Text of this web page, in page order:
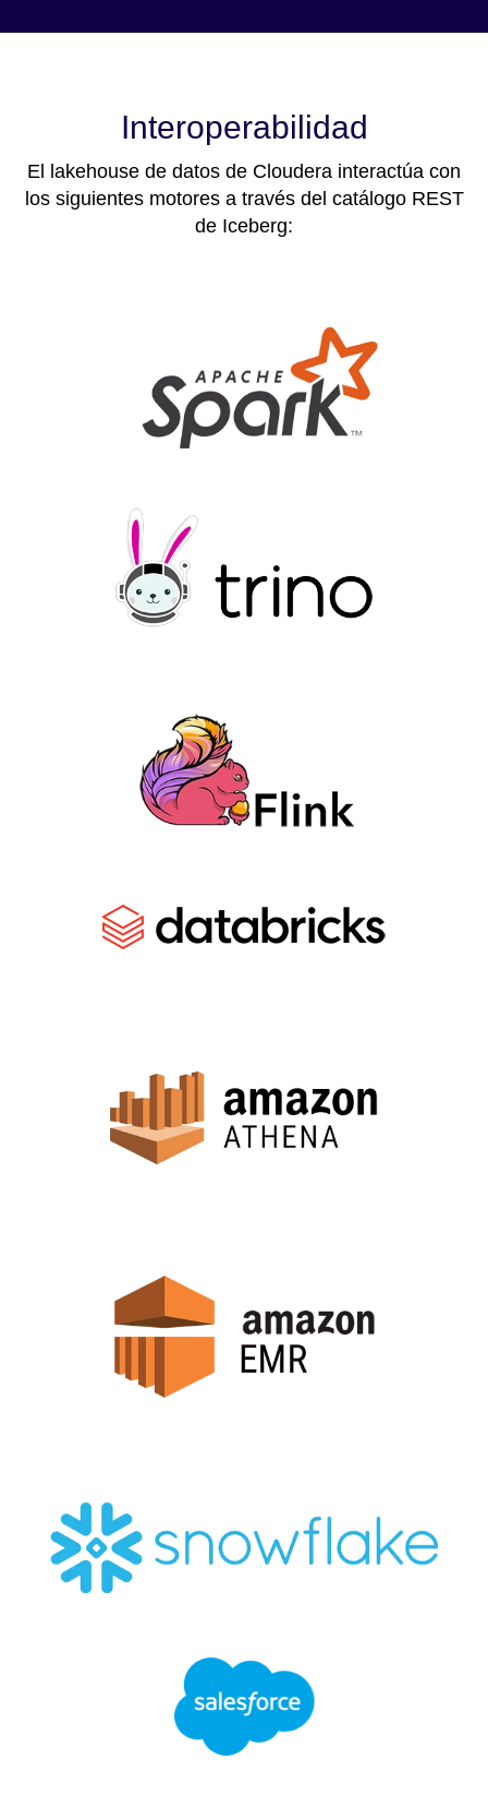
Interoperabilidad
El lakehouse de datos de Cloudera interactúa con
los siguientes motores a través del catálogo REST
de Iceberg: